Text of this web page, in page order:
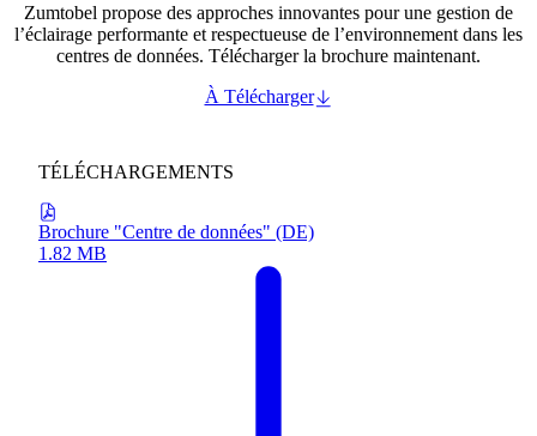
Zumtobel propose des approches innovantes pour une gestion de
l’éclairage performante et respectueuse de l’environnement dans les
centres de données. Télécharger la brochure maintenant.
À Télécharger
TÉLÉCHARGEMENTS
Brochure "Centre de données" (DE)
1.82 MB